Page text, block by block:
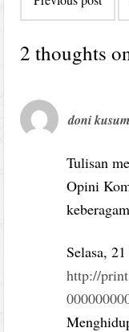
navigation
2 thoughts
doni
Tulisan
Opini
Selasa,
http://